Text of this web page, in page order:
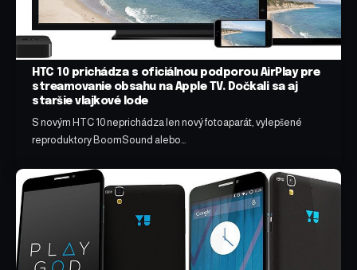
HTC 10 prichádza s oficiálnou podporou AirPlay pre
streamovanie obsahu na Apple TV. Dočkali sa aj
staršie vlajkové lode
S novým HTC 10 neprichádza len nový fotoaparát, vylepšené
reproduktory BoomSound alebo…